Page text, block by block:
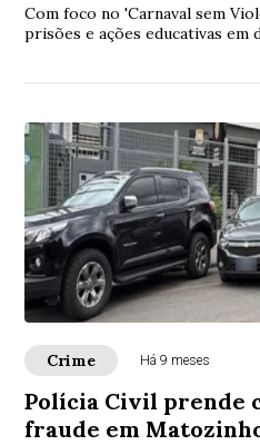
Com foco no 'Carnaval sem
prisões e ações educativas em
Crime Há 9 meses
Polícia Civil prende
fraude em